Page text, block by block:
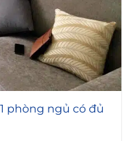
phòng ngủ có đủ